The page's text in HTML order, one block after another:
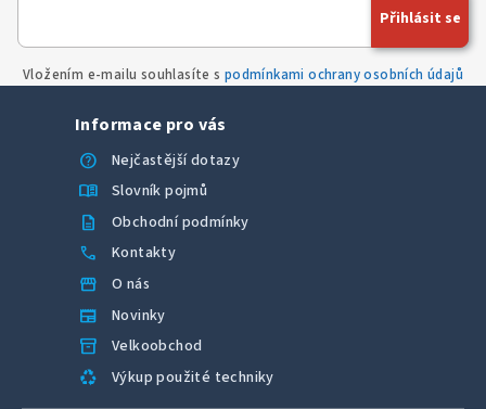
Vložením e-mailu souhlasíte s podmínkami ochrany osobních údajů
Přihlásit se
Informace pro vás
help
Nejčastější dotazy
menu_book Slovník pojmů
description Obchodní podmínky
call Kontakty
storefront O nás
newspaper Novinky
inventory_2 Velkoobchod
recycling Výkup použité techniky